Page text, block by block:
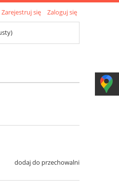
Zarejestruj się Zaloguj się
dodaj do przechowalni